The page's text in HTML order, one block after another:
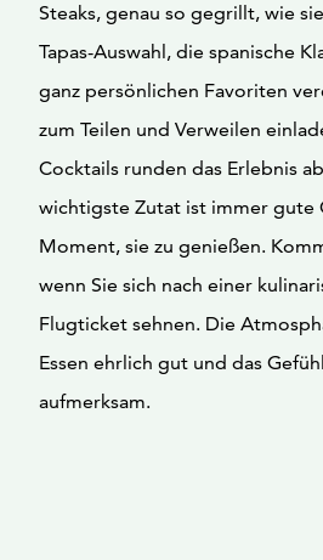
Steaks, genau so gegrillt, wie
Tapas-Auswahl, die spanische
ganz persönlichen Favoriten
zum Teilen und Verweilen
Cocktails runden das Erlebnis
wichtigste Zutat ist immer gute
Moment, sie zu genießen.
wenn Sie sich nach einer
Flugticket sehnen. Die
Essen ehrlich gut und das
aufmerksam.